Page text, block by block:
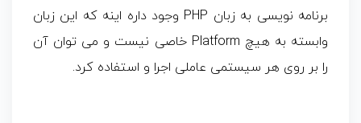
برنامه نویسی به زبان PHP وجود داره اینه که این زبان
وابسته به هیچ Platform خاصی نیست و می توان آن
را بر روی هر سیستمی عاملی اجرا و استفاده کرد.